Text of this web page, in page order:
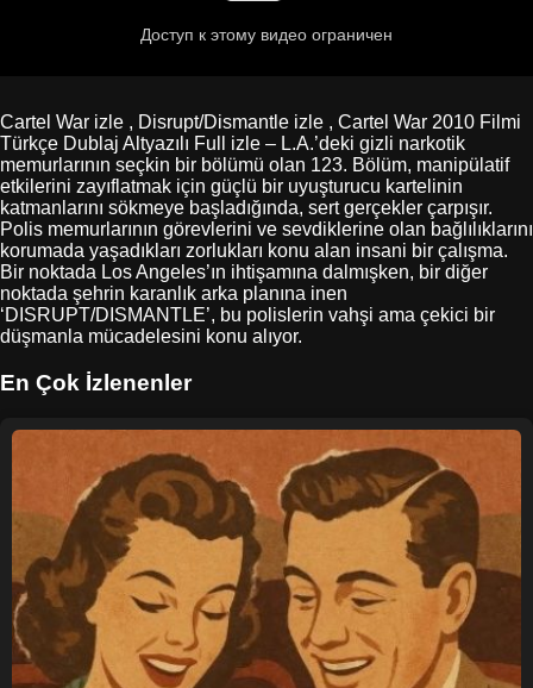
Cartel War izle , Disrupt/Dismantle izle , Cartel War 2010 Filmi
Türkçe Dublaj Altyazılı Full izle – L.A.’deki gizli narkotik
memurlarının seçkin bir bölümü olan 123. Bölüm, manipülatif
etkilerini zayıflatmak için güçlü bir uyuşturucu kartelinin
katmanlarını sökmeye başladığında, sert gerçekler çarpışır.
Polis memurlarının görevlerini ve sevdiklerine olan bağlılıklarını
korumada yaşadıkları zorlukları konu alan insani bir çalışma.
Bir noktada Los Angeles’ın ihtişamına dalmışken, bir diğer
noktada şehrin karanlık arka planına inen
‘DISRUPT/DISMANTLE’, bu polislerin vahşi ama çekici bir
düşmanla mücadelesini konu alıyor.
En Çok İzlenenler